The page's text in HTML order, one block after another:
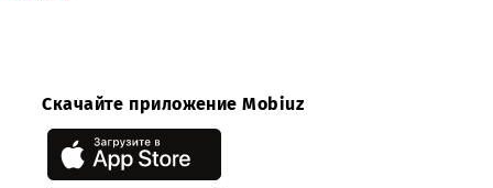
Приложение:
Скачать